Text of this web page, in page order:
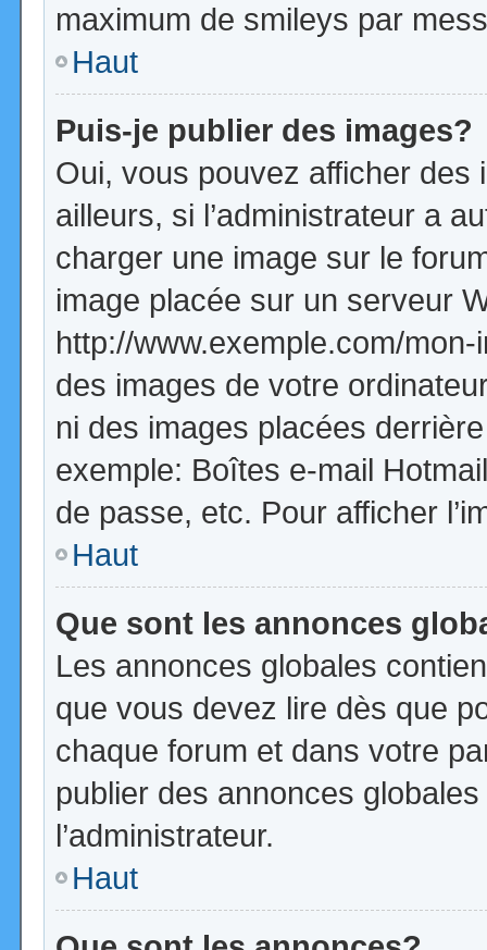
maximum de smileys par
Haut
Puis-je publier des images?
Oui, vous pouvez afficher
ailleurs, si l’administrateur a
charger une image sur le
image placée sur un serveur
http://www.exemple.com/
des images de votre
ni des images placées
exemple: Boîtes e-mail
de passe, etc. Pour afficher
Haut
Que sont les annonces
Les annonces globales
que vous devez lire dès que
chaque forum et dans votre
publier des annonces
l’administrateur.
Haut